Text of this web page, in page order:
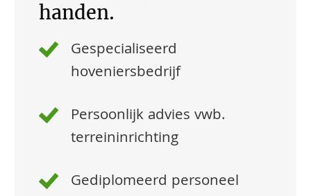
handen.
Gespecialiseerd
hoveniersbedrijf
Persoonlijk advies vwb.
terreininrichting
Gediplomeerd personeel